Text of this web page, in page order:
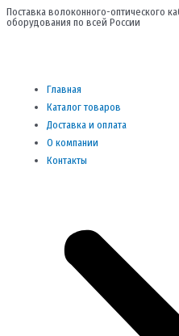
Перейти
к
Поставка волоконного-оптического
оборудования по всей России
Главная
Каталог товаров
Доставка и оплата
О компании
Контакты